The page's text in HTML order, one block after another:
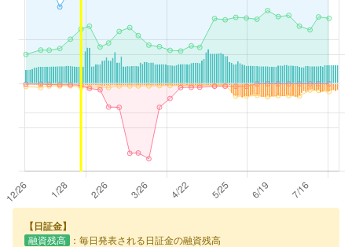
【日証金】
融資残高
：毎日発表される日証金の融資残高